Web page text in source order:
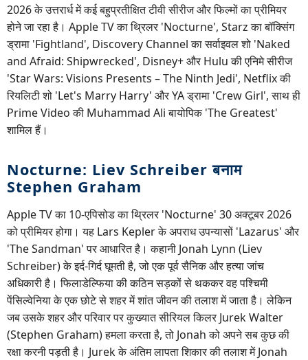
2026 के उत्तरार्ध में कई बहुप्रतीक्षित टीवी सीरीज और फिल्मों का प्रीमियर
होने जा रहा है। Apple TV का थ्रिलर 'Nocturne', Starz का बॉक्सिंग
ड्रामा 'Fightland', Discovery Channel का सर्वाइवल शो 'Naked
and Afraid: Shipwrecked', Disney+ और Hulu की एनिमे सीरीज
'Star Wars: Visions Presents – The Ninth Jedi', Netflix की
रियलिटी शो 'Let's Marry Harry' और YA ड्रामा 'Crew Girl', साथ ही
Prime Video की Muhammad Ali बायोपिक 'The Greatest'
शामिल हैं।
Nocturne: Liev Schreiber बनाम
Stephen Graham
Apple TV का 10-एपिसोड का थ्रिलर 'Nocturne' 30 अक्टूबर 2026
को प्रीमियर होगा। यह Lars Kepler के अपराध उपन्यासों 'Lazarus' और
'The Sandman' पर आधारित है। कहानी Jonah Lynn (Liev
Schreiber) के इर्द-गिर्द घूमती है, जो एक पूर्व सैनिक और हत्या जांच
अधिकारी है। फिलाडेल्फिया की कठिन सड़कों से थककर वह पश्चिमी
पेंसिल्वेनिया के एक छोटे से शहर में शांत जीवन की तलाश में जाता है। लेकिन
जब उसके शहर और परिवार पर कुख्यात सीरियल किलर Jurek Walter
(Stephen Graham) हमला करता है, तो Jonah को अपने सब कुछ की
रक्षा करनी पड़ती है। Jurek के अंतिम लापता शिकार की तलाश में Jonah